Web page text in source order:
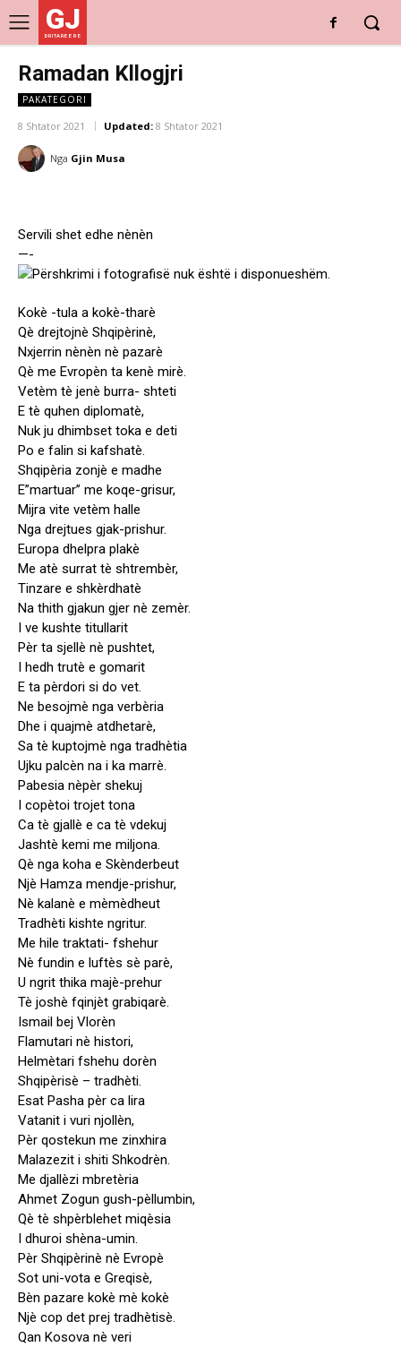
GJ
DRITARE E RE
Ramadan Kllogjri
PAKATEGORI
8 Shtator 2021 Updated: 8 Shtator 2021
Nga Gjin Musa
Servili shet edhe nènèn
—-
Kokè -tula a kokè-tharè
Qè drejtojnè Shqipèrinè,
Nxjerrin nènèn nè pazarè
Qè me Evropèn ta kenè mirè.
Vetèm tè jenè burra- shteti
E tè quhen diplomatè,
Nuk ju dhimbset toka e deti
Po e falin si kafshatè.
Shqipèria zonjè e madhe
E”martuar” me koqe-grisur,
Mijra vite vetèm halle
Nga drejtues gjak-prishur.
Europa dhelpra plakè
Me atè surrat tè shtrembèr,
Tinzare e shkèrdhatè
Na thith gjakun gjer nè zemèr.
I ve kushte titullarit
Pèr ta sjellè nè pushtet,
I hedh trutè e gomarit
E ta pèrdori si do vet.
Ne besojmè nga verbèria
Dhe i quajmè atdhetarè,
Sa tè kuptojmè nga tradhètia
Ujku palcèn na i ka marrè.
Pabesia nèpèr shekuj
I copètoi trojet tona
Ca tè gjallè e ca tè vdekuj
Jashtè kemi me miljona.
Qè nga koha e Skènderbeut
Njè Hamza mendje-prishur,
Nè kalanè e mèmèdheut
Tradhèti kishte ngritur.
Me hile traktati- fshehur
Nè fundin e luftès sè parè,
U ngrit thika majè-prehur
Tè joshè fqinjèt grabiqarè.
Ismail bej Vlorèn
Flamutari nè histori,
Helmètari fshehu dorèn
Shqipèrisè – tradhèti.
Esat Pasha pèr ca lira
Vatanit i vuri njollèn,
Pèr qostekun me zinxhira
Malazezit i shiti Shkodrèn.
Me djallèzi mbretèria
Ahmet Zogun gush-pèllumbin,
Qè tè shpèrblehet miqèsia
I dhuroi shèna-umin.
Pèr Shqipèrinè nè Evropè
Sot uni-vota e Greqisè,
Bèn pazare kokè mè kokè
Njè cop det prej tradhètisè.
Qan Kosova nè veri